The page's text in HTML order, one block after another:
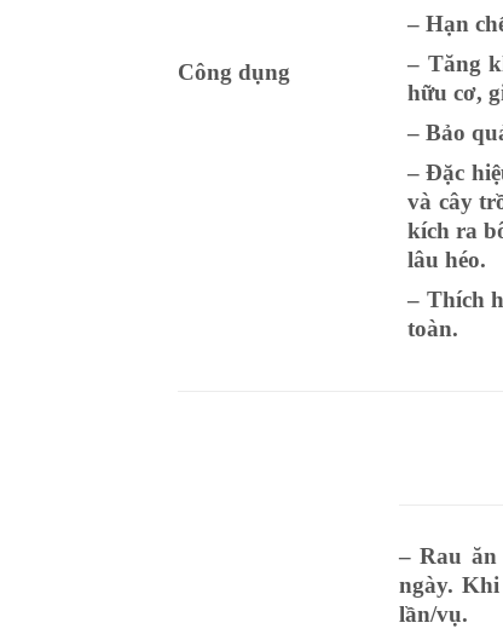
Công dụng
– Hạn
– Tăng
hữu cơ,
– Bảo
– Đặc
và cây
kích ra
lâu héo.
– Thích
toàn.
– Rau
ngày.
lần/vụ.